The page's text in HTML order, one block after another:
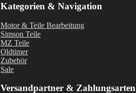
Kategorien & Navigation
Motor & Teile Bearbeitung
Simson Teile
MZ Teile
Oldtimer
Zubehör
Sale
Versandpartner & Zahlungsarten